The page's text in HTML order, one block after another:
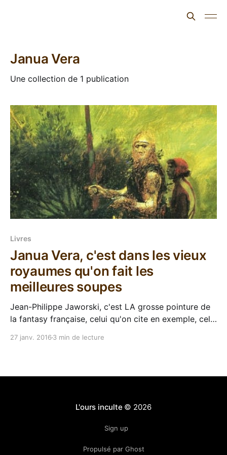
Janua Vera
Une collection de 1 publication
Livres
Janua Vera, c'est dans les vieux
royaumes qu'on fait les
meilleures soupes
Jean-Philippe Jaworski, c'est LA grosse pointure de
la fantasy française, celui qu'on cite en exemple, celui
Tous ses romans se prennent des critiques élogieuses
27 janv. 2016 3 min de lecture
L'ours inculte © 2026
Sign up
Propulsé par Ghost